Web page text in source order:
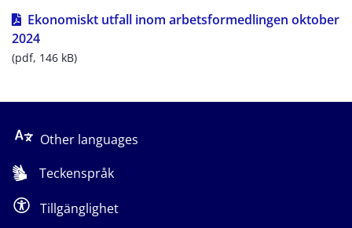
Ekonomiskt utfall inom arbetsformedlingen oktober
2024pdf, 146 kB.
(pdf, 146 kB)
Other languages
Teckenspråk
Tillgänglighet